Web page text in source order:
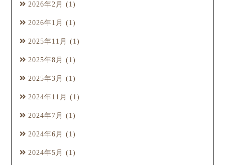
2026年2月 (1)
2026年1月 (1)
2025年11月 (1)
2025年8月 (1)
2025年3月 (1)
2024年11月 (1)
2024年7月 (1)
2024年6月 (1)
2024年5月 (1)